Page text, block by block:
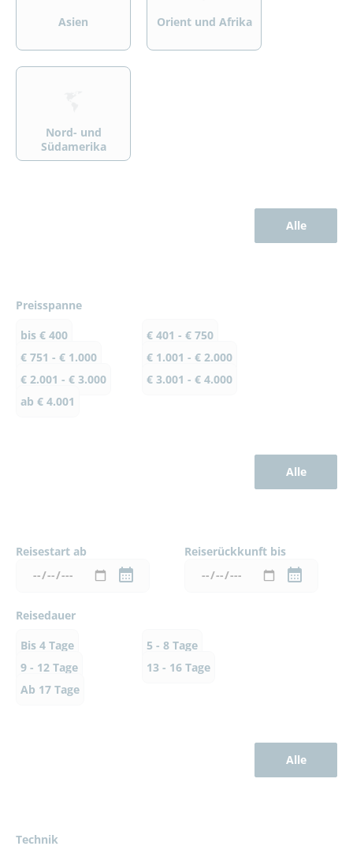
Asien Orient und Afrika
>
Nord- und
Südamerika
Alle
Preisspanne
bis € 400
€ 401 - € 750
€ 751 - € 1.000
€ 1.001 - € 2.000
€ 2.001 - € 3.000
€ 3.001 - € 4.000
ab € 4.001
Alle
Reisestart ab Reiserückkunft bis
Reisedauer
Bis 4 Tage
5 - 8 Tage
9 - 12 Tage
13 - 16 Tage
Ab 17 Tage
Alle
Technik